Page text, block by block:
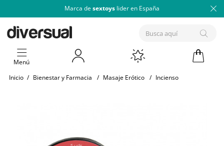
Marca de sextoys lider en España
Menú
Inicio / Bienestar y Farmacia / Masaje Erótico / Incienso